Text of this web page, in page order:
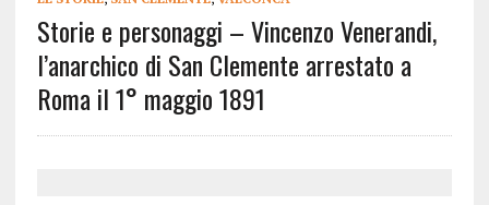
Storie e personaggi – Vincenzo Venerandi,
l’anarchico di San Clemente arrestato a
Roma il 1° maggio 1891